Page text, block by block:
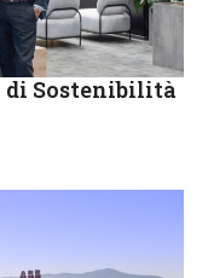
di Sostenibilità